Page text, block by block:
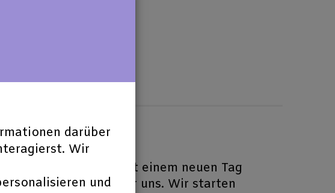
und Autoren, mit einem neuen Tag
eine neue Chance für uns. Wir starten
darüber
Wir
und